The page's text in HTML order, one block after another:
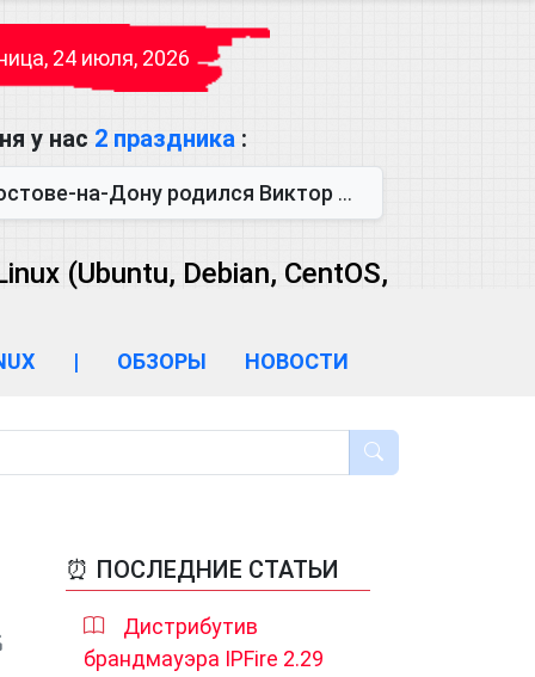
24 июля, 2026
у нас 2 праздника :
Виктор Михайлович Глушков. Под руководством Виктора Михайло...
(Ubuntu, Debian, CentOS,
| ОБЗОРЫ НОВОСТИ
⏰ ПОСЛЕДНИЕ СТАТЬИ
Дистрибутив
брандмауэра IPFire 2.29